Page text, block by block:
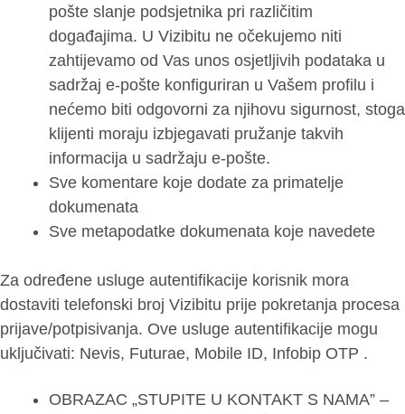
pošte slanje podsjetnika pri različitim
događajima. U Vizibitu ne očekujemo niti
zahtijevamo od Vas unos osjetljivih podataka u
sadržaj e-pošte konfiguriran u Vašem profilu i
nećemo biti odgovorni za njihovu sigurnost, stoga
klijenti moraju izbjegavati pružanje takvih
informacija u sadržaju e-pošte.
Sve komentare koje dodate za primatelje
dokumenata
Sve metapodatke dokumenata koje navedete
Za određene usluge autentifikacije korisnik mora
dostaviti telefonski broj Vizibitu prije pokretanja procesa
prijave/potpisivanja. Ove usluge autentifikacije mogu
uključivati: Nevis, Futurae, Mobile ID, Infobip OTP .
OBRAZAC „STUPITE U KONTAKT S NAMA” –